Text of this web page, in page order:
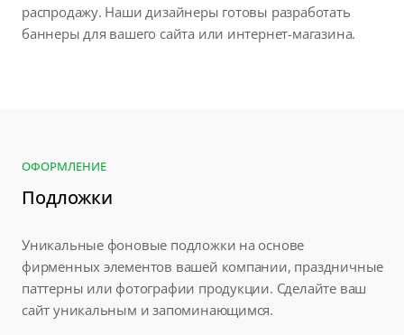
распродажу. Наши дизайнеры готовы разработать
баннеры для вашего сайта или интернет-магазина.
ОФОРМЛЕНИЕ
Подложки
Уникальные фоновые подложки на основе
фирменных элементов вашей компании, праздничные
паттерны или фотографии продукции. Сделайте ваш
сайт уникальным и запоминающимся.